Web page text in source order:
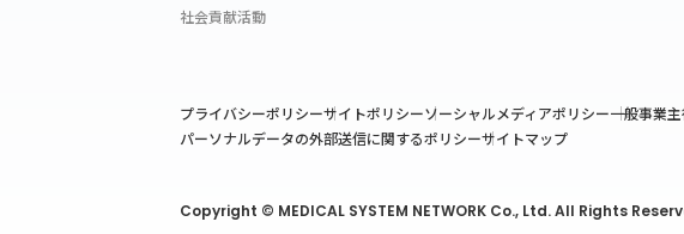
社会貢献活動
プライバシーポリシーサイトポリシーソーシャルメディアポリシー一般事業
パーソナルデータの外部送信に関するポリシーサイトマップ
Copyright © MEDICAL SYSTEM NETWORK Co., Ltd. All Rights